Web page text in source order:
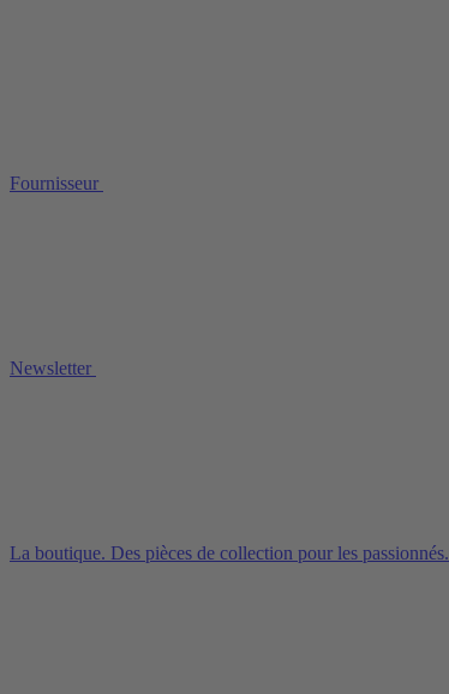
Fournisseur
Newsletter
La boutique. Des pièces de collection pour les passionnés.